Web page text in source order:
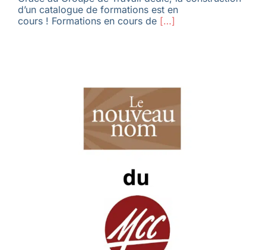
d’un catalogue de formation​s est en
cours ! Formations en cours de[…]